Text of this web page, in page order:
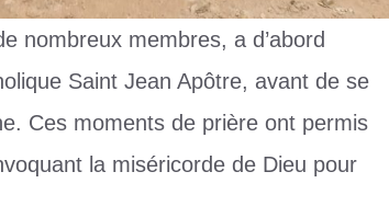
nombreux membres, a d’abord
Saint Jean Apôtre, avant de se
Ces moments de prière ont permis
la miséricorde de Dieu pour